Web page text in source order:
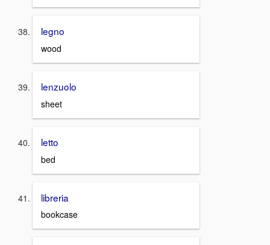
legno
wood
lenzuolo
sheet
letto
bed
libreria
bookcase